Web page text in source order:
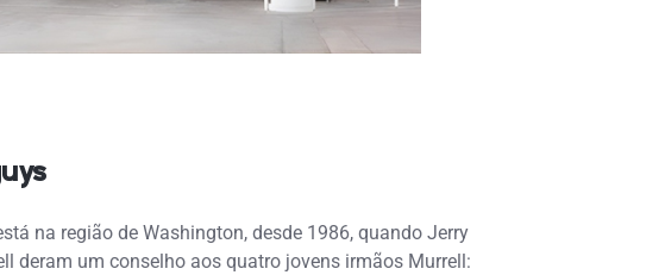
na região de Washington, desde 1986, quando Jerry
deram um conselho aos quatro jovens irmãos Murrell: